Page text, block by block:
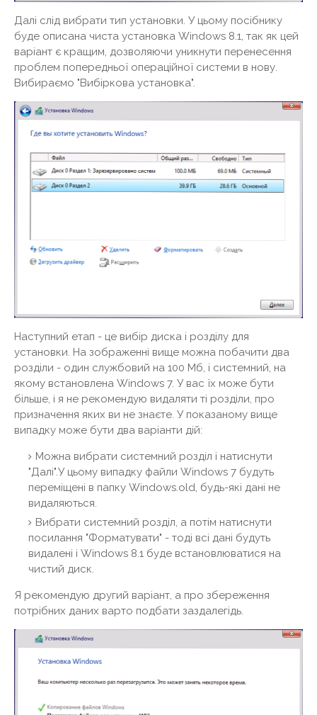
Далі слід вибрати тип установки. У цьому посібнику
буде описана чиста установка Windows 8.1, так як цей
варіант є кращим, дозволяючи уникнути перенесення
проблем попередньої операційної системи в нову.
Вибираємо "Вибіркова установка".
Наступний етап - це вибір диска і розділу для
установки. На зображенні вище можна побачити два
розділи - один службовий на 100 Мб, і системний, на
якому встановлена ​​Windows 7. У вас їх може бути
більше, і я не рекомендую видаляти ті розділи, про
призначення яких ви не знаєте. У показаному вище
випадку може бути два варіанти дій:
Можна вибрати системний розділ і натиснути
"Далі".У цьому випадку файли Windows 7 будуть
переміщені в папку Windows.old, будь-які дані не
видаляються.
Вибрати системний розділ, а потім натиснути
посилання "Форматувати" - тоді всі дані будуть
видалені і Windows 8.1 буде встановлюватися на
чистий диск.
Я рекомендую другий варіант, а про збереження
потрібних даних варто подбати заздалегідь.